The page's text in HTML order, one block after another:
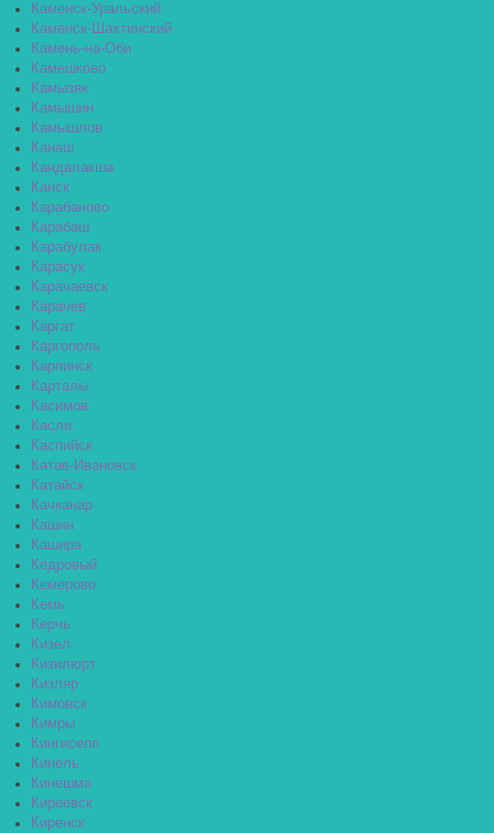
Каменск-Уральский
Каменск-Шахтинский
Камень-на-Оби
Камешково
Камызяк
Камышин
Камышлов
Канаш
Кандалакша
Канск
Карабаново
Карабаш
Карабулак
Карасук
Карачаевск
Карачев
Каргат
Каргополь
Карпинск
Карталы
Касимов
Касли
Каспийск
Катав-Ивановск
Катайск
Качканар
Кашин
Кашира
Кедровый
Кемерово
Кемь
Керчь
Кизел
Кизилюрт
Кизляр
Кимовск
Кимры
Кингисепп
Кинель
Кинешма
Киреевск
Киренск